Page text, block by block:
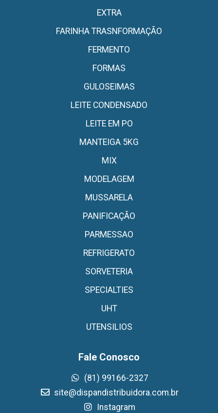
EXTRA
FARINHA TRASNFORMAÇÃO
FERMENTO
FORMAS
GULOSEIMAS
LEITE CONDENSADO
LEITE EM PO
MANTEIGA 5KG
MIX
MODELAGEM
MUSSARELA
PANIFICAÇÃO
PARMESSAO
REFRIGERATO
SORVETERIA
SPECIALTIES
UHT
UTENSILIOS
Fale Conosco
(81) 99166-2327
site@dispandistribuidora.com.br
Instagram